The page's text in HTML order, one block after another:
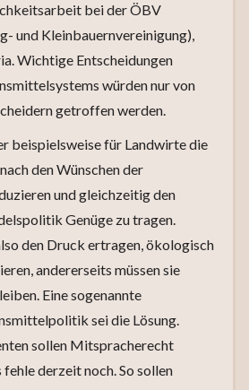
bei der ÖBV
und Kleinbauernvereinigung),
Wichtige Entscheidungen
würden nur von
getroffen werden.
beispielsweise für Landwirte die
den Wünschen der
und gleichzeitig den
Genüge zu tragen.
den Druck ertragen, ökologisch
andererseits müssen sie
Eine sogenannte
sei die Lösung.
sollen Mitspracherecht
derzeit noch. So sollen